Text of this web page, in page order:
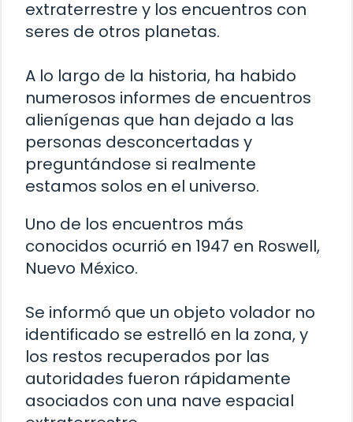
extraterrestre y los encuentros con
seres de otros planetas.
A lo largo de la historia, ha habido
numerosos informes de encuentros
alienígenas que han dejado a las
personas desconcertadas y
preguntándose si realmente
estamos solos en el universo.
Uno de los encuentros más
conocidos ocurrió en 1947 en Roswell,
Nuevo México.
Se informó que un objeto volador no
identificado se estrelló en la zona, y
los restos recuperados por las
autoridades fueron rápidamente
asociados con una nave espacial